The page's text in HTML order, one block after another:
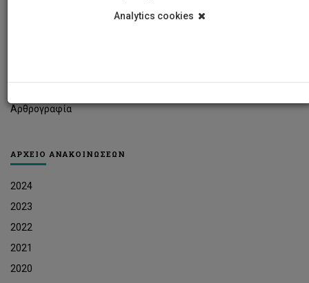
Αρθρογραφία
ΑΡΧΕΙΟ ΑΝΑΚΟΙΝΩΣΕΩΝ
2024
2023
2022
2021
2020
Analytics cookies